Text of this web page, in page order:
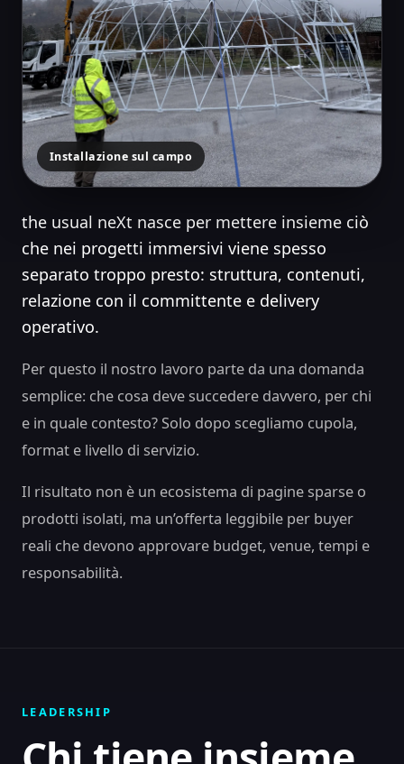
Installazione sul campo
the usual neXt nasce per mettere insieme ciò
che nei progetti immersivi viene spesso
separato troppo presto: struttura, contenuti,
relazione con il committente e delivery
operativo.
Per questo il nostro lavoro parte da una domanda
semplice: che cosa deve succedere davvero, per chi
e in quale contesto? Solo dopo scegliamo cupola,
format e livello di servizio.
Il risultato non è un ecosistema di pagine sparse o
prodotti isolati, ma un’offerta leggibile per buyer
reali che devono approvare budget, venue, tempi e
responsabilità.
LEADERSHIP